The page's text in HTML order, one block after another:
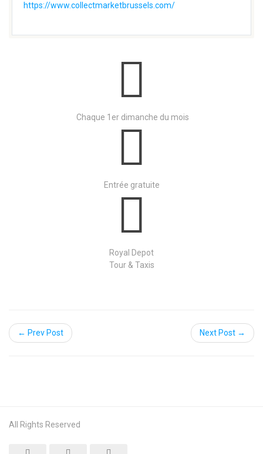
https://www.collectmarketbrussels.com/
Chaque 1er dimanche du mois
Entrée gratuite
Royal Depot
Tour & Taxis
← Prev Post Next Post →
All Rights Reserved